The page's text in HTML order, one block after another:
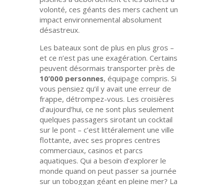
volonté, ces géants des mers cachent un
impact environnemental absolument
désastreux.
Les bateaux sont de plus en plus gros –
et ce n’est pas une exagération. Certains
peuvent désormais transporter près de
10’000 personnes, équipage compris. Si
vous pensiez qu’il y avait une erreur de
frappe, détrompez-vous. Les croisières
d’aujourd’hui, ce ne sont plus seulement
quelques passagers sirotant un cocktail
sur le pont – c’est littéralement une ville
flottante, avec ses propres centres
commerciaux, casinos et parcs
aquatiques. Qui a besoin d’explorer le
monde quand on peut passer sa journée
sur un toboggan géant en pleine mer? La